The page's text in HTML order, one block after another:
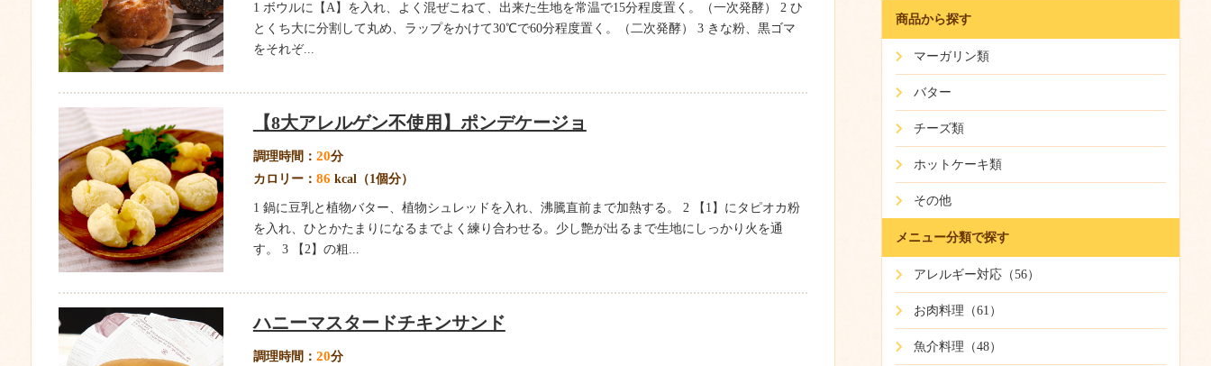
1 ボウルに【A】を入れ、よく混ぜこねて、出来た生地を常温で15分程度置く。（一次発酵） 2 ひ
とくち大に分割して丸め、ラップをかけて30℃で60分程度置く。（二次発酵） 3 きな粉、黒ゴマ
をそれぞ...
【8大アレルゲン不使用】ポンデケージョ
調理時間： 20分
カロリー： 86 kcal（1個分）
1 鍋に豆乳と植物バター、植物シュレッドを入れ、沸騰直前まで加熱する。 2 【1】にタピオカ粉
を入れ、ひとかたまりになるまでよく練り合わせる。少し艶が出るまで生地にしっかり火を通
す。 3 【2】の粗...
ハニーマスタードチキンサンド
調理時間： 20分
商品から探す
マーガリン類
バター
チーズ類
ホットケーキ類
その他
メニュー分類で探す
アレルギー対応（56）
お肉料理（61）
魚介料理（48）